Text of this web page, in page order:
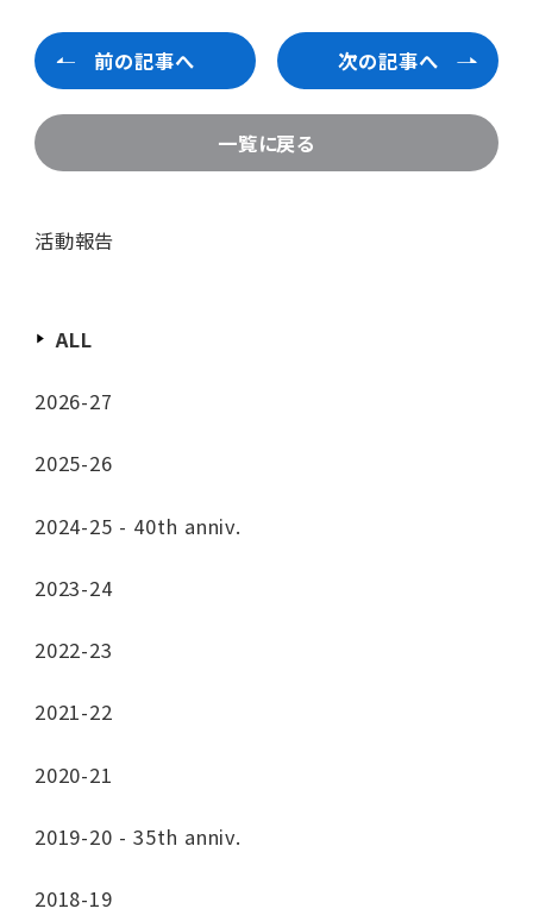
前の記事へ
一覧に戻る
次の記事へ
活動報告
ALL
2026-27
2025-26
2024-25 - 40th anniv.
2023-24
2022-23
2021-22
2020-21
2019-20 - 35th anniv.
2018-19